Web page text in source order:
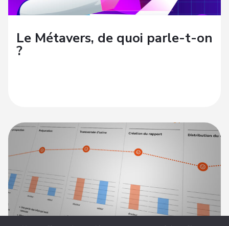
Le Métavers, de quoi parle-t-on
?